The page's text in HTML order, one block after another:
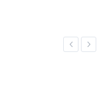
Previous
Next